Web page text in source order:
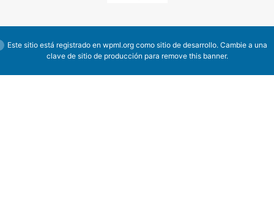
Este sitio está registrado en wpml.orgcomo sitio de desarrollo. Cambie a una
clave de sitio de producción para remove this banner.